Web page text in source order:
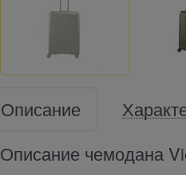
Описание
Описание чемодана